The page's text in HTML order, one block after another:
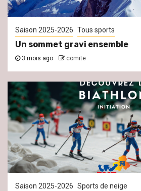
Saison 2025-2026 Tous sports
Un sommet gravi ensemble
3 mois ago comite
Saison 2025-2026 Sports de neige